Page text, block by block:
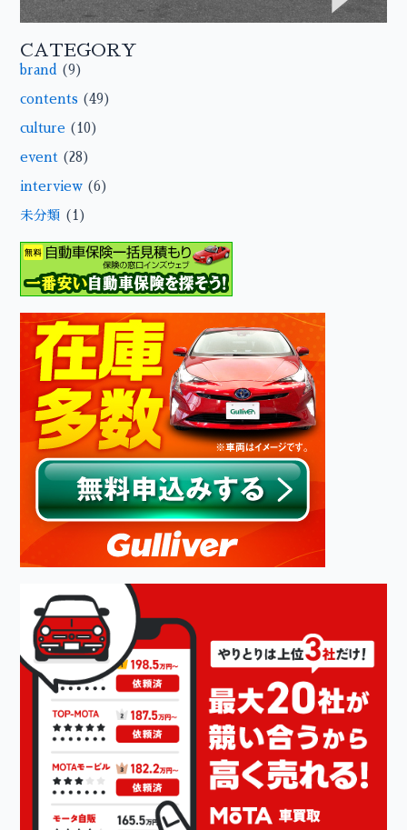
CATEGORY
brand (9)
contents (49)
culture (10)
event (28)
interview (6)
未分類 (1)